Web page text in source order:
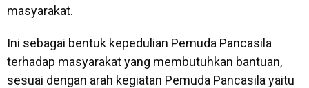
masyarakat.
Ini sebagai bentuk kepedulian Pemuda Pancasila
terhadap masyarakat yang membutuhkan bantuan,
sesuai dengan arah kegiatan Pemuda Pancasila yaitu